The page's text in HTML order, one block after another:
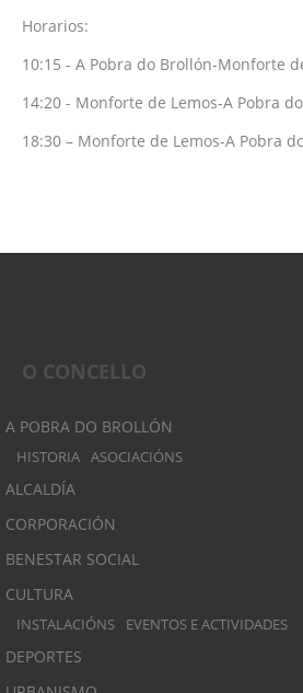
Horarios:
10:15 - A Pobra do Brollón-Monforte
14:20 - Monforte de Lemos-A Pobra
18:30 – Monforte de Lemos-A Pobra
O CONCELLO
A POBRA DO BROLLÓN
HISTORIA ASOCIACIÓNS
ALCALDÍA
CORPORACIÓN
BENESTAR SOCIAL
CULTURA
INSTALACIÓNS EVENTOS E ACTIVIDADES
DEPORTES